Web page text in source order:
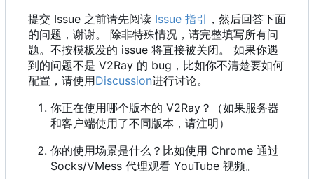
提交 Issue 之前请先阅读 Issue 指引 ，然后回答下面
的问题，谢谢。 除非特殊情况，请完整填写所有问
题。不按模板发的 issue 将直接被关闭。 如果你遇
到的问题不是 V2Ray 的 bug，比如你不清楚要如何
配置，请使用Discussion进行讨论。
你正在使用哪个版本的 V2Ray？（如果服务器
和客户端使用了不同版本，请注明）
你的使用场景是什么？比如使用 Chrome 通过
Socks/VMess 代理观看 YouTube 视频。